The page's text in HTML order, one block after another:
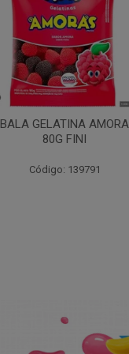
BALA GELATINA AMORA
80G FINI
Código: 139791